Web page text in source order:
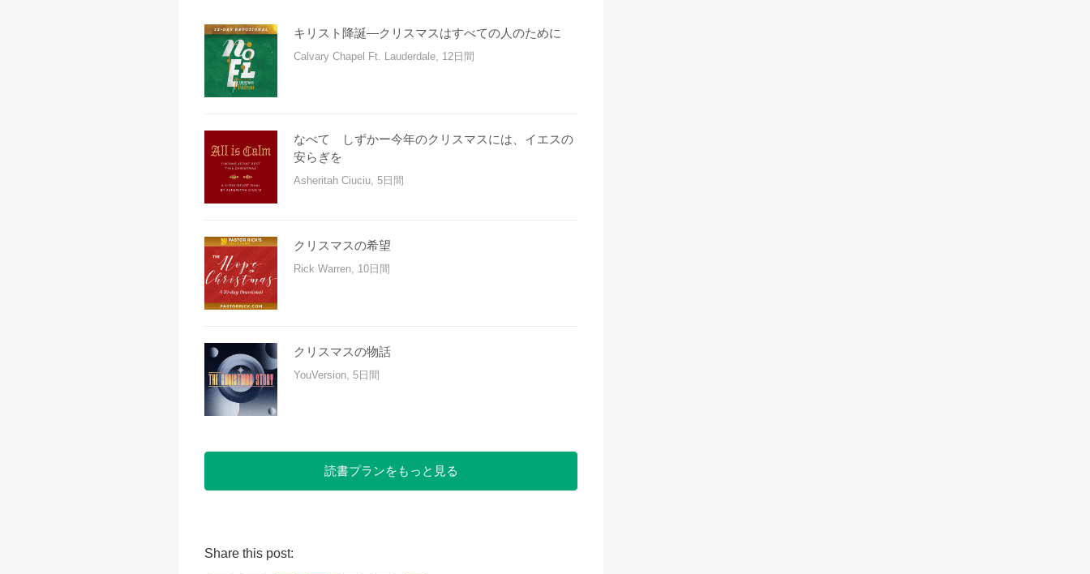
キリスト降誕―クリスマスはすべての人のために
Calvary Chapel Ft. Lauderdale, 12日間
なべて しずかー今年のクリスマスには、イエスの
安らぎを
Asheritah Ciuciu, 5日間
クリスマスの希望
Rick Warren, 10日間
クリスマスの物話
YouVersion, 5日間
読書プランをもっと見る
Share this post: